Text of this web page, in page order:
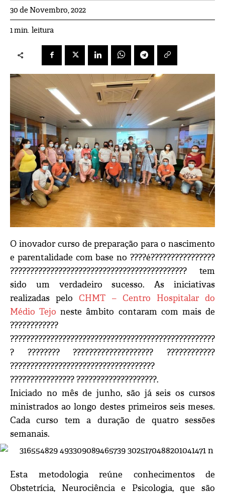
30 de Novembro, 2022
1min. leitura
O inovador curso de preparação para o nascimento
e parentalidade com base no ????é????????????????
???????????????????????????????????????????? tem
sido um verdadeiro sucesso. As iniciativas
realizadas peloCHMT – Centro Hospitalar do
Médio Tejo neste âmbito contaram com mais de
????????????
???????????????????????????????????????????????????
? ???????? ???????????????????? ????????????
????????????????????????????????????
???????????????? ????????????????????.
Iniciado no mês de junho, são já seis os cursos
ministrados ao longo destes primeiros seis meses.
Cada curso tem a duração de quatro sessões
semanais.
Esta metodologia reúne conhecimentos de
Obstetrícia, Neurociência e Psicologia, que são